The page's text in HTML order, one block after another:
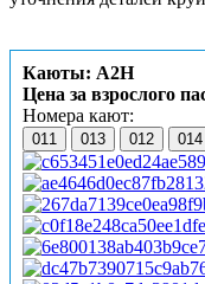
Каюты: А2Н
Цена за взрослого
Номера кают:
011 013 012 014